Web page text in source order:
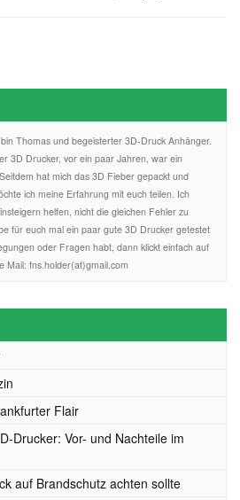
Thomas und begeisterter 3D-Druck Anhänger.
3D Drucker, vor ein paar Jahren, war ein
hat mich das 3D Fieber gepackt und
ich meine Erfahrung mit euch teilen. Ich
helfen, nicht die gleichen Fehler zu
für euch mal ein paar gute 3D Drucker getestet
oder Fragen habt, dann klickt einfach auf
Mail: fns.holder(at)gmail.com
Flair
Drucker: Vor- und Nachteile im
auf Brandschutz achten sollte